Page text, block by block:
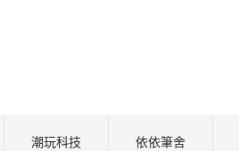
潮玩科技 依依筆舍